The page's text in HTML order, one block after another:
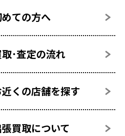
ての方へ
取･査定の流れ
くの店舗を探す
張買取について